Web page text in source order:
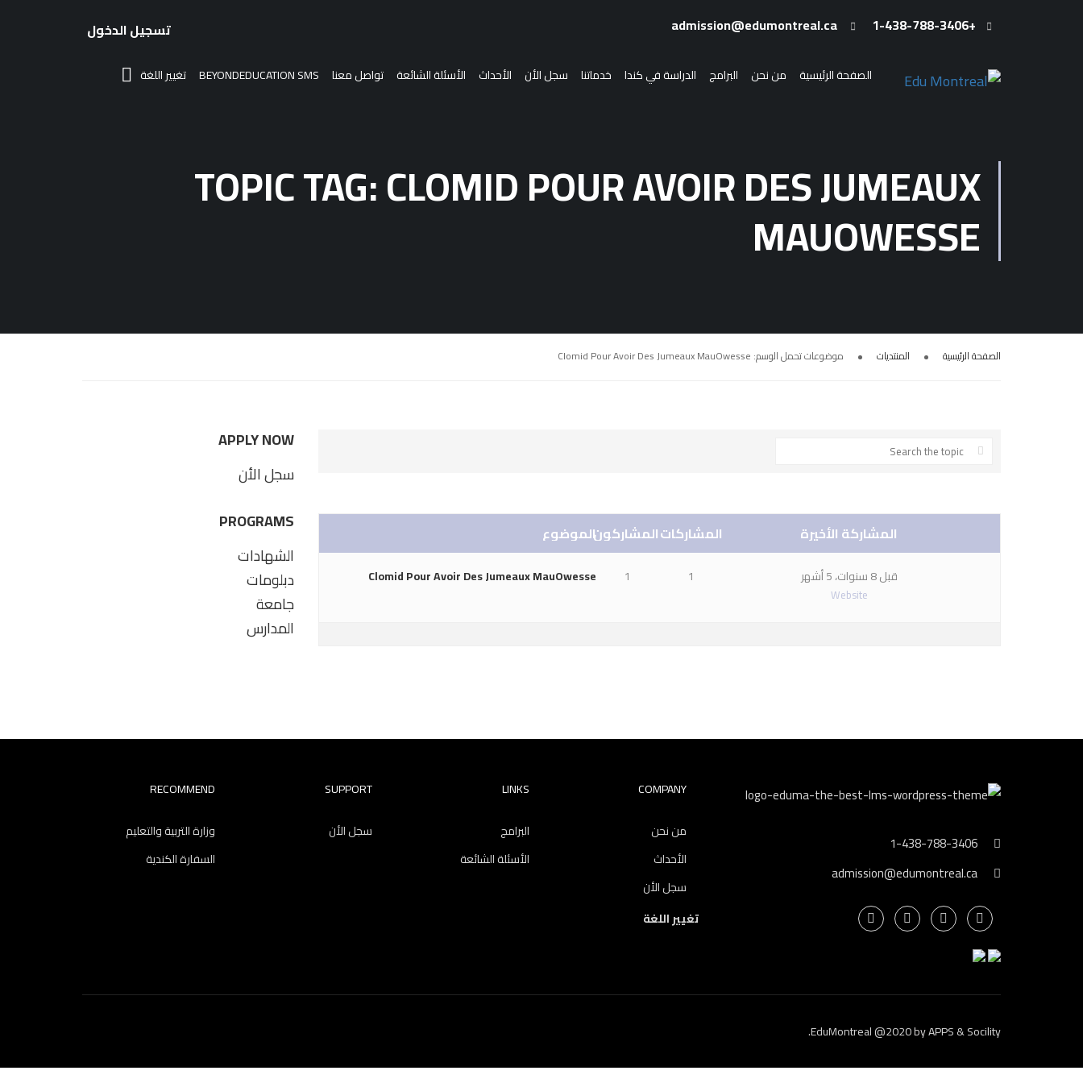
+1-438-788-3406 تسجيل الدخول
الصفحة الرئيسية من نحن البرامج الدراسة في كندا خدماتنا سجل الأن الأحداث الأسئلة الشائعة تواصل معنا BEYONDEDUCATION SMS تغيير اللغة
TOPIC TAG: CLOMID POUR AVOIR DES JUMEAUX
MAUOWESSE
الصفحة الرئيسية المنتديات موضوعات تحمل الوسم: Clomid Pour Avoir Des Jumeaux MauOwesse
الموضوعالمشاركونالمشاركات المشاركة الأخيرة
Clomid Pour Avoir Des Jumeaux MauOwesse 1 1 قبل 8 سنوات، 5 أشهر
Website
APPLY NOW
سجل الأن
PROGRAMS
الشهادات
دبلومات
جامعة
المدارس
1-438-788-3406
admission@edumontreal.ca
COMPANY
من نحن
الأحداث
سجل الأن
LINKS
البرامج
الأسئلة الشائعة
SUPPORT
سجل الأن
RECOMMEND
وزارة التربية والتعليم
السفارة الكندية
تغيير اللغة
EduMontreal @2020byAPPS & Socility
.
انضم إلينا